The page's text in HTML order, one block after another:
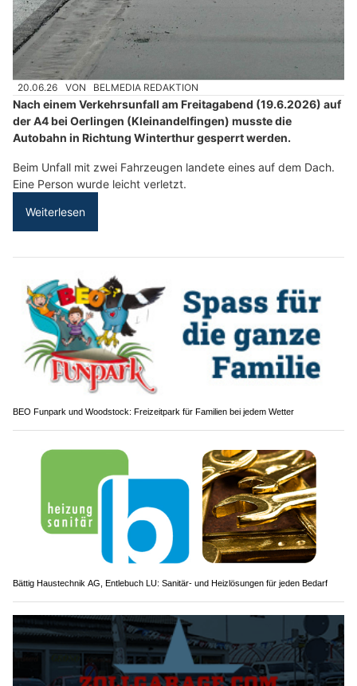
20.06.26 VON BELMEDIA REDAKTION
Nach einem Verkehrsunfall am Freitagabend (19.6.2026) auf
der A4 bei Oerlingen (Kleinandelfingen) musste die
Autobahn in Richtung Winterthur gesperrt werden.
Beim Unfall mit zwei Fahrzeugen landete eines auf dem Dach.
Eine Person wurde leicht verletzt.
Weiterlesen
BEO Funpark und Woodstock: Freizeitpark für Familien bei jedem Wetter
Bättig Haustechnik AG, Entlebuch LU: Sanitär- und Heizlösungen für jeden Bedarf